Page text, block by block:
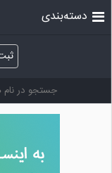
ثبت
دسته‌بندی